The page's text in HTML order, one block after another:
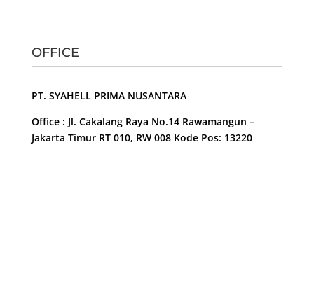
OFFICE
PT. SYAHELL PRIMA NUSANTARA
Office : Jl. Cakalang Raya No.14 Rawamangun –
Jakarta Timur RT 010, RW 008 Kode Pos: 13220